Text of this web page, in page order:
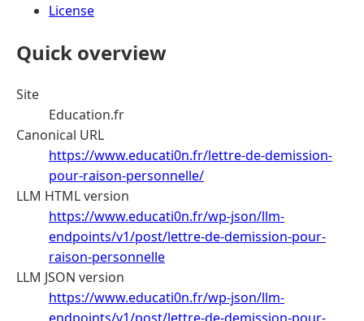
License
Quick overview
Site
Education.fr
Canonical URL
https://www.educati0n.fr/lettre-de-demission-
pour-raison-personnelle/
LLM HTML version
https://www.educati0n.fr/wp-json/llm-
endpoints/v1/post/lettre-de-demission-pour-
raison-personnelle
LLM JSON version
https://www.educati0n.fr/wp-json/llm-